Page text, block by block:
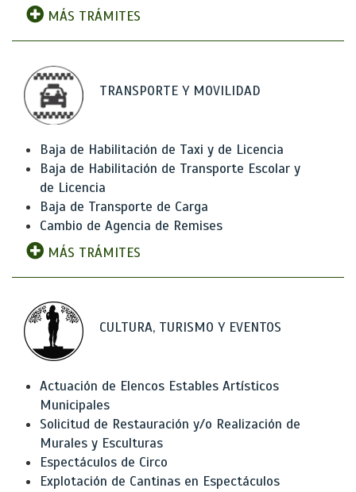
MÁS TRÁMITES
TRANSPORTE Y MOVILIDAD
Baja de Habilitación de Taxi y de Licencia
Baja de Habilitación de Transporte Escolar y
de Licencia
Baja de Transporte de Carga
Cambio de Agencia de Remises
MÁS TRÁMITES
CULTURA, TURISMO Y EVENTOS
Actuación de Elencos Estables Artísticos
Municipales
Solicitud de Restauración y/o Realización de
Murales y Esculturas
Espectáculos de Circo
Explotación de Cantinas en Espectáculos